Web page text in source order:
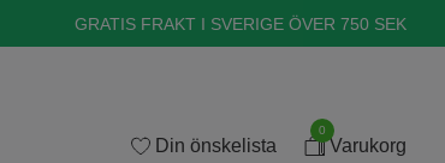
GRATIS FRAKT I SVERIGE ÖVER 750 SEK
Din önskelista
0
Varukorg